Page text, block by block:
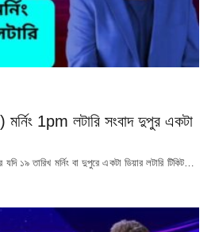
1pm লটারি সংবাদ দুপুর একটা
তারিখ মর্নিং বা দুপুরে একটা ডিয়ার লটারি টিকিট…